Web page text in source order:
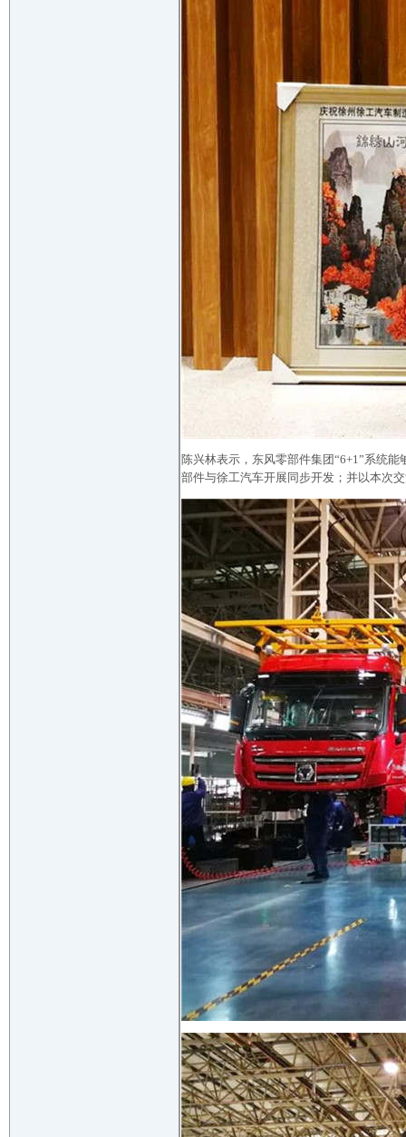
陈兴林表示，东风零部件集团“6+1”系统
部件与徐工汽车开展同步开发；并以本次